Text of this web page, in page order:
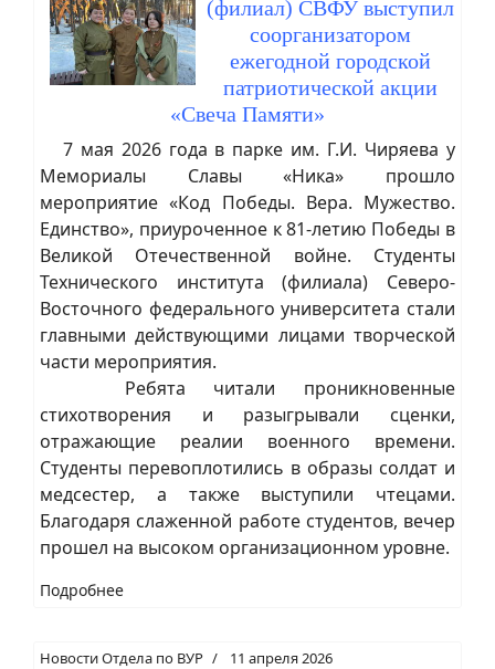
(филиал) СВФУ выступил
соорганизатором
ежегодной городской
патриотической акции
«Свеча Памяти»
7 мая 2026 года в парке им. Г.И. Чиряева у
Мемориалы Славы «Ника» прошло
мероприятие «Код Победы. Вера. Мужество.
Единство», приуроченное к 81-летию Победы в
Великой Отечественной войне. Студенты
Технического института (филиала) Северо-
Восточного федерального университета стали
главными действующими лицами творческой
части мероприятия.
Ребята читали проникновенные
стихотворения и разыгрывали сценки,
отражающие реалии военного времени.
Студенты перевоплотились в образы солдат и
медсестер, а также выступили чтецами.
Благодаря слаженной работе студентов, вечер
прошел на высоком организационном уровне.
Подробнее
Новости Отдела по ВУР 11 апреля 2026